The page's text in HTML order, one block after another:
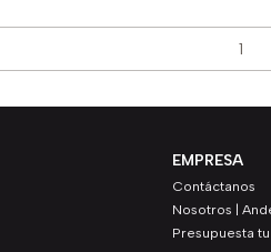
EMPRESA
Contáctanos
Nosotros |
Presupuesta